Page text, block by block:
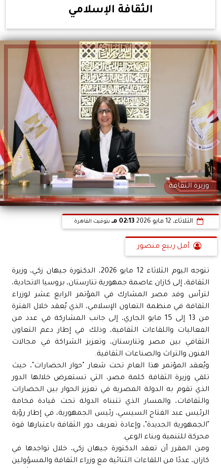
الثقافة الإسلامي
وزيرة الثقافة
الثلاثاء، 12 مايو 2026 02:13 مـ بتوقيت القاهرة
أمل ربيع منصور
تتوجه اليوم الثلاثاء 12 مايو 2026، الدكتورة جيهان زكي، وزيرة
الثقافة، إلى كازان عاصمة جمهورية تتارستان، بروسيا الاتحادية،
لترأس وفد مصر المشارك في المؤتمر الرابع عشر لوزراء
الثقافة في منظمة التعاون الإسلامي، الذي يُعقد خلال الفترة
من 13 إلى 15 مايو الجاري، إلى جانب المشاركة في عدد من
الفعاليات واللقاءات الثقافية، وذلك في إطار دعم التعاون
الثقافي بين مصر وتتارستان، وتعزيز الشراكة في مجالات
الفنون والتراث والصناعات الثقافية.
ويُعقد المؤتمر هذا العام تحت شعار "حوار الحضارات"، حيث
تلقي وزيرة الثقافة كلمة مصر، التي تستعرض خلالها الدور
الذي تقوم به الدولة المصرية في تعزيز الحوار بين الحضارات
والثقافات، والمسار الذي تتبناه الدولة تحت قيادة فخامة
الرئيس عبد الفتاح السيسي، رئيس الجمهورية، في إطار رؤية
"الجمهورية الجديدة"، وإعادة تعريف دور الثقافة باعتبارها قوة
محركة للتنمية وبناء الوعي.
ومن المقرر أن تعقد الدكتورة جيهان زكي، خلال تواجدها في
كازان، عددًا من اللقاءات الثنائية مع وزراء الثقافة والمسؤولين